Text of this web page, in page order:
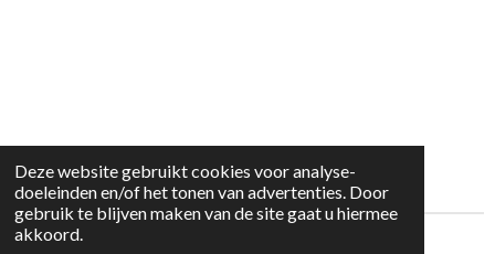
Deze website gebruikt cookies voor analyse-
doeleinden en/of het tonen van advertenties. Door
gebruik te blijven maken van de site gaat u hiermee
akkoord.